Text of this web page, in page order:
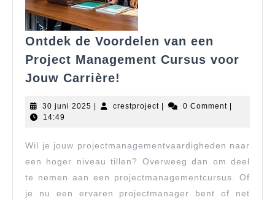
Ontdek de Voordelen van een
Project Management Cursus voor
Jouw Carrière!
Voordelen
Project
Management
Cursus
voor
30 juni 2025 30
crestprojectcrestproject0 Comment
14:49
Wil je jouw projectmanagementvaardigheden naar
een hoger niveau tillen? Overweeg dan om deel
te nemen aan een projectmanagementcursus. Of
je nu een ervaren projectmanager bent of net